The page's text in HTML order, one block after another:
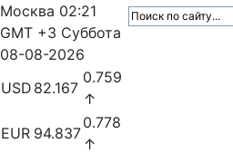
Москва 02:21
GMT +3 Суббота
08-08-2026
USD 82.167
0.759
↑
EUR 94.837
0.778
↑